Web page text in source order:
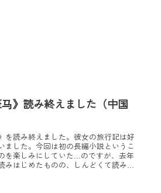
》読み終えました（中国
を読み終えました。彼女の旅行記は好
ました。今回は初の長編小説というこ
を楽しみにしていた…のですが、去年
みはじめたものの、しんどくて読み進